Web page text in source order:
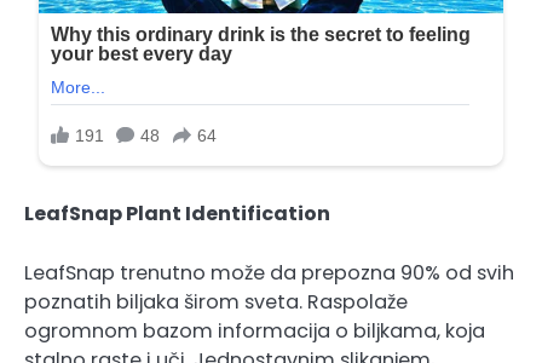
LeafSnap Plant Identification
LeafSnap trenutno može da prepozna 90% od svih
poznatih biljaka širom sveta. Raspolaže
ogromnom bazom informacija o biljkama, koja